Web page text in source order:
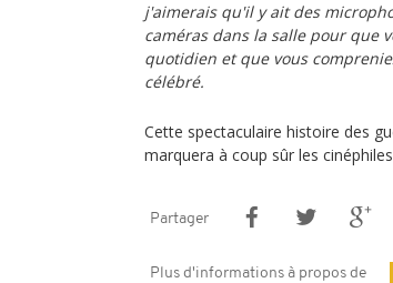
j'aimerais qu'il y ait des
caméras dans la salle pour que
quotidien et que vous
célébré.
Cette spectaculaire histoire des
marquera à coup sûr les
Partager
Plus d'informations à propos de